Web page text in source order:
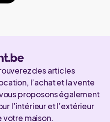
des articles
l’achat et la vente
proposons également
l’intérieur et l’extérieur
votre maison.